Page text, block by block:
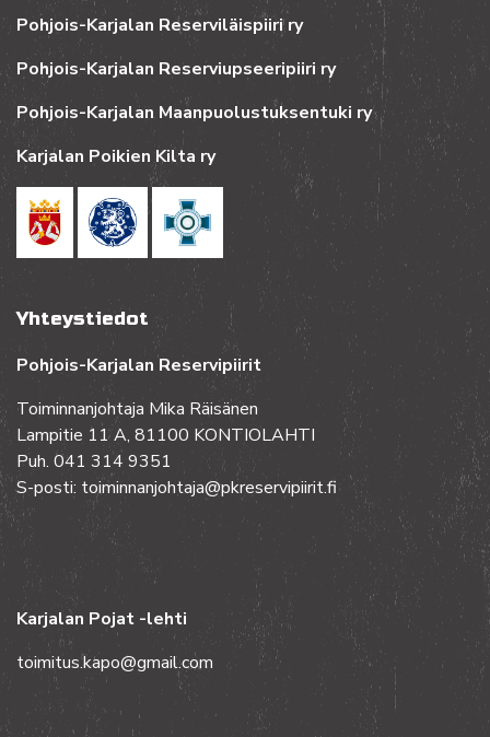
Pohjois-Karjalan Reserviläispiiri ry
Pohjois-Karjalan Reserviupseeripiiri ry
Pohjois-Karjalan Maanpuolustuksentuki ry
Karjalan Poikien Kilta ry
Yhteystiedot
Pohjois-Karjalan Reservipiirit
Toiminnanjohtaja Mika Räisänen
Lampitie 11 A, 81100 KONTIOLAHTI
Puh. 041 314 9351
S-posti: toiminnanjohtaja@pkreservipiirit.fi
Karjalan Pojat -lehti
toimitus.kapo@gmail.com